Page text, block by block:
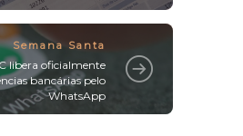
Semana Santa
libera oficialmente
bancárias pelo
WhatsApp